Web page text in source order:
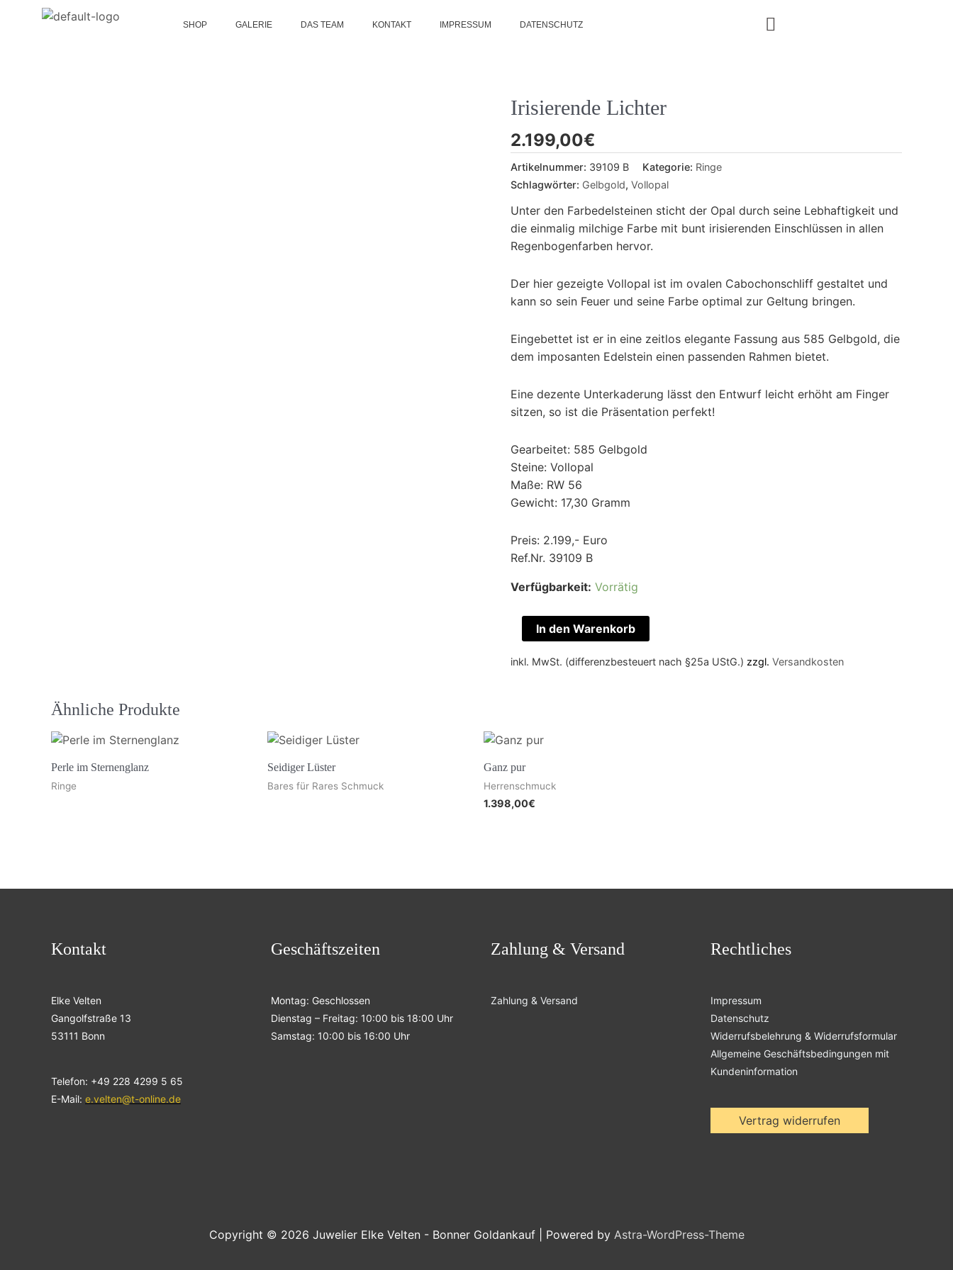
SHOP GALERIE DAS TEAM KONTAKT IMPRESSUM DATENSCHUTZ
Irisierende Lichter
2.199,00€
Artikelnummer: 39109 B Kategorie: Ringe
Schlagwörter: Gelbgold, Vollopal
Unter den Farbedelsteinen sticht der Opal durch seine Lebhaftigkeit und
die einmalig milchige Farbe mit bunt irisierenden Einschlüssen in allen
Regenbogenfarben hervor.
Der hier gezeigte Vollopal ist im ovalen Cabochonschliff gestaltet und
kann so sein Feuer und seine Farbe optimal zur Geltung bringen.
Eingebettet ist er in eine zeitlos elegante Fassung aus 585 Gelbgold, die
dem imposanten Edelstein einen passenden Rahmen bietet.
Eine dezente Unterkaderung lässt den Entwurf leicht erhöht am Finger
sitzen, so ist die Präsentation perfekt!
Gearbeitet: 585 Gelbgold
Steine: Vollopal
Maße: RW 56
Gewicht: 17,30 Gramm
Preis: 2.199,- Euro
Ref.Nr. 39109 B
Verfügbarkeit: Vorrätig
In den Warenkorb
inkl. MwSt. (differenzbesteuert nach §25a UStG.) zzgl. Versandkosten
Ähnliche Produkte
Perle im Sternenglanz
Ringe
Seidiger Lüster
Bares für Rares Schmuck
Ganz pur
Herrenschmuck
1.398,00€
Kontakt
Elke Velten
Gangolfstraße 13
53111 Bonn
Telefon: +49 228 4299 5 65
E-Mail: e.velten@t-online.de
Geschäftszeiten
Montag: Geschlossen
Dienstag – Freitag: 10:00 bis 18:00 Uhr
Samstag: 10:00 bis 16:00 Uhr
Zahlung & Versand
Zahlung & Versand
Rechtliches
Impressum
Datenschutz
Widerrufsbelehrung & Widerrufsformular
Allgemeine Geschäftsbedingungen mit
Kundeninformation
Vertrag widerrufen
Copyright © 2026 Juwelier Elke Velten - Bonner Goldankauf| Powered by Astra-WordPress-Theme